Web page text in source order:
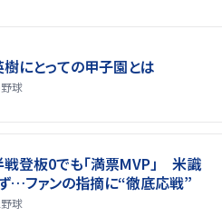
にとっての甲子園とは
野球
戦登板0でも「満票MVP」 米識
…ファンの指摘に“徹底応戦”
野球